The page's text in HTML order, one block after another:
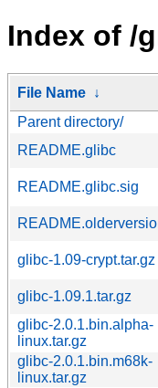
Index of /
File Name ↓
Parent directory/
README.glibc
README.glibc.sig
glibc-1.09-crypt.tar.gz
glibc-1.09.1.tar.gz
glibc-2.0.1.bin.alpha-
linux.tar.gz
glibc-2.0.1.bin.m68k-
linux.tar.gz